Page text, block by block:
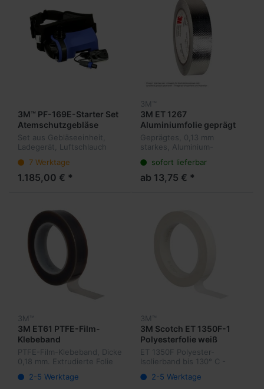
3M™ PF-169E-Starter Set
Atemschutzgebläse
Set aus Gebläseeinheit,
Ladegerät, Luftschlauch
7 Werktage
1.185,00 € *
3M™
3M ET 1267
Aluminiumfolie geprägt
Geprägtes, 0,13 mm
starkes, Aluminium-
sofort lieferbar
ab 13,75 € *
3M™
3M ET61 PTFE-Film-
Klebeband
PTFE-Film-Klebeband, Dicke
0,18 mm. Extrudierte Folie
Ausrüstungen von
2-5 Werktage
3M™
3M Scotch ET 1350F-1
Polyesterfolie weiß
ET 1350F Polyester-
Isolierband bis 130° C -
2-5 Werktage